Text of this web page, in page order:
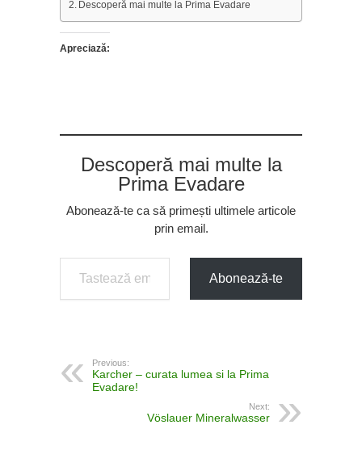
Descoperă mai multe la Prima Evadare
Apreciază:
Descoperă mai multe la
Prima Evadare
Abonează-te ca să primești ultimele articole
prin email.
Tastează emailul tău...
Abonează-te
Previous:
Karcher – curata lumea si la Prima
Evadare!
Next:
Vöslauer Mineralwasser